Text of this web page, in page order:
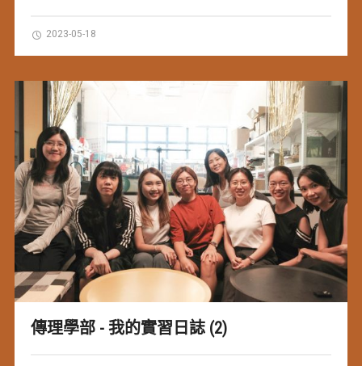
2023-05-18
傳理學部 - 我的實習日誌 (2)